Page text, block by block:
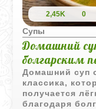
2,45K 0
Супы
Домашний
болгарским
Домашний суп
классика,
получается
благодаря